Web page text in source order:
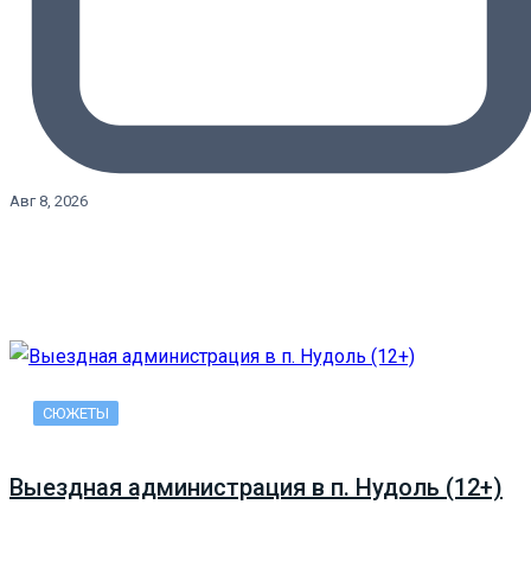
Авг 8, 2026
СЮЖЕТЫ
Выездная администрация в п. Нудоль (12+)